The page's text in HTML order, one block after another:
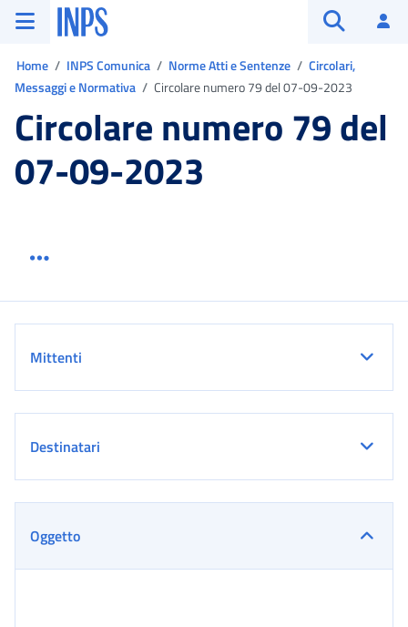
Vai al menu principale
Vai al contenuto principale
Vai al pie' di pagina
INPS ()
Home INPS Comunica Norme Atti e Sentenze
Circolari,
Messaggi e Normativa
Circolare numero 79 del 07-09-2023
Circolare numero 79 del
07-09-2023
Mittenti
Destinatari
Oggetto